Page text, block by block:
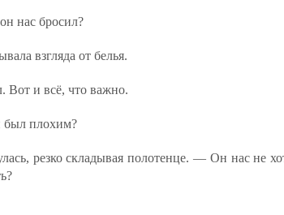
нас бросил?
взгляда от белья.
и всё, что важно.
плохим?
резко складывая полотенце. — Он нас не